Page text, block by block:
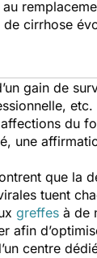
cirrhose
gain de
du
une
que la
tuent
greffes à de
afin
centre